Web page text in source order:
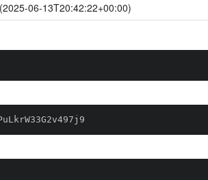
06-13T20:42:22+00:00)